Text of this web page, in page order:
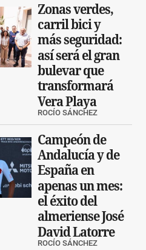
Zonas verdes,
carril bici y
más seguridad:
así será el gran
bulevar que
transformará
Vera Playa
ROCÍO SÁNCHEZ
Campeón de
Andalucía y de
España en
apenas un mes:
el éxito del
almeriense José
David Latorre
ROCÍO SÁNCHEZ